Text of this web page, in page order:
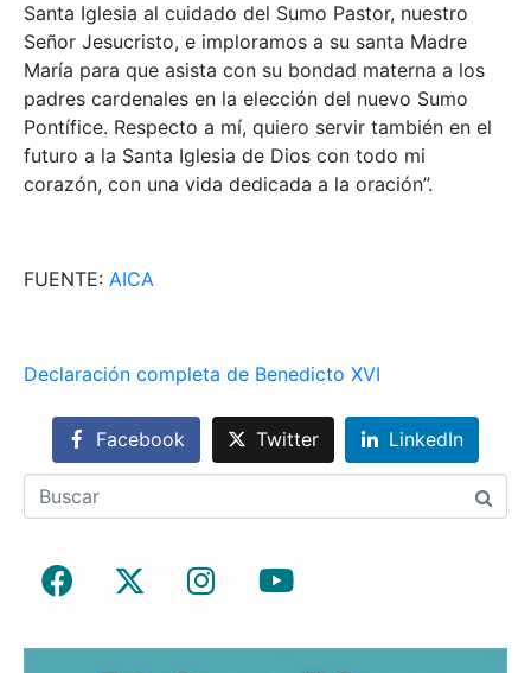
Santa Iglesia al cuidado del Sumo Pastor, nuestro
Señor Jesucristo, e imploramos a su santa Madre
María para que asista con su bondad materna a los
padres cardenales en la elección del nuevo Sumo
Pontífice. Respecto a mí, quiero servir también en el
futuro a la Santa Iglesia de Dios con todo mi
corazón, con una vida dedicada a la oración”.
FUENTE: AICA
Declaración completa de Benedicto XVI
Facebook Twitter LinkedIn